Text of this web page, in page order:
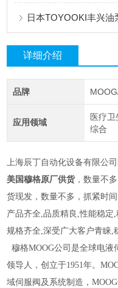
日本TOYOOKI丰兴油
详细介绍
品牌
应用领域
医疗
综合
上海辰丁自动化设备有限公
美国穆格原厂供货，数量不
货现发，数量不多，抓紧时间
产品齐全,品质精良,性能稳定
规格齐全,深受广大客户青睐,
穆格MOOG公司是全球电液
领导人，创立于1951年。
域伺服阀及系统制造，